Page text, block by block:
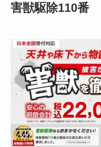
害獣駆除110番